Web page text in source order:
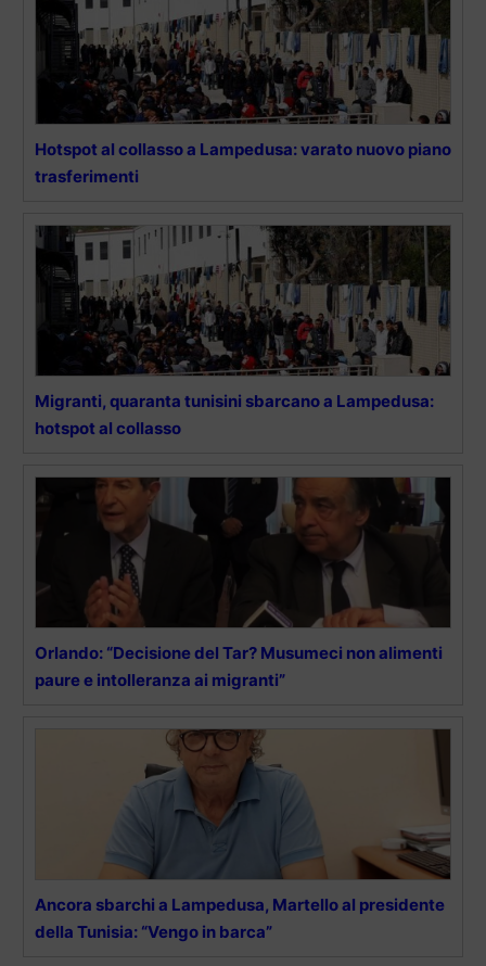
Hotspot al collasso a Lampedusa: varato nuovo piano
trasferimenti
Migranti, quaranta tunisini sbarcano a Lampedusa:
hotspot al collasso
Orlando: “Decisione del Tar? Musumeci non alimenti
paure e intolleranza ai migranti”
Ancora sbarchi a Lampedusa, Martello al presidente
della Tunisia: “Vengo in barca”